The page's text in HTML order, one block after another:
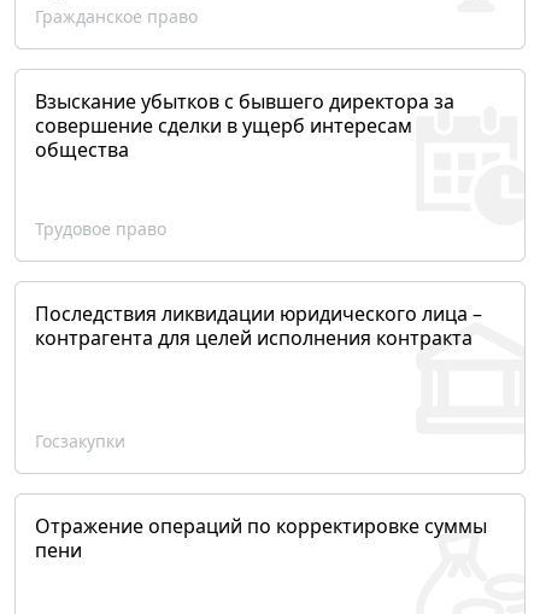
Гражданское право
Взыскание убытков с бывшего директора за
совершение сделки в ущерб интересам
общества
Трудовое право
Последствия ликвидации юридического лица –
контрагента для целей исполнения контракта
Госзакупки
Отражение операций по корректировке суммы
пени